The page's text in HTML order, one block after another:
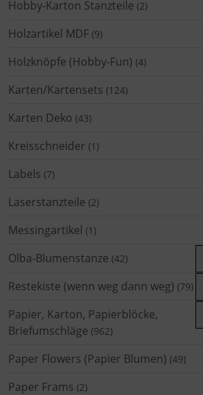
Hobby-Karton Stanzteile (2)
Holzartikel MDF (9)
Holzknöpfe (Hobby-Fun) (4)
Karten/Kartensets (124)
Karten Deko (43)
Kreisschneider (1)
Labels (7)
Laserstanzteile (2)
Messingartikel (1)
Olba-Blumenstanze (42)
Restekiste (wenn weg dann weg) (79)
Papier, Karton, Papierblöcke,
Briefumschläge (962)
Paper Flowers (Papier Blumen) (49)
Paper Frams (2)